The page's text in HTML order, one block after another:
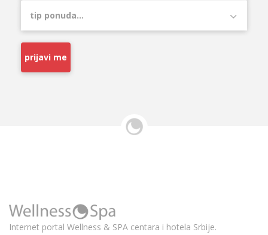
prijavi me
Internet portal Wellness & SPA centara i hotela Srbije.